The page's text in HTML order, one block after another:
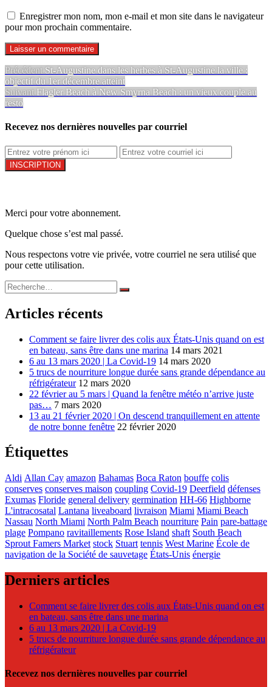
Enregistrer mon nom, mon e-mail et mon site dans le navigateur
pour mon prochain commentaire.
Navigation
de
l’article
Précédent Article
précédent :
St-Augustine dans les herbes à St-Augustine la ville :
objectif du 1er décembre atteint
Suivant Article
Flagler Beach à New Smyrna Beach : un vieux couple au
resto
Recevez nos dernières nouvelles par courriel
Merci pour votre abonnement.
Quelque chose s’est mal passé.
Nous respectons votre vie privée, votre courriel ne sera utilisé que
pour cette utilisation.
Recherche
pour :
Rechercher
Articles récents
Comment se faire livrer des colis aux États-Unis quand on est
en bateau, sans être dans une marina 14 mars 2021
6 au 13 mars 2020 | La Covid-19 14 mars 2020
5 trucs de nourriture longue durée sans grande dépendance au
réfrigérateur 12 mars 2020
22 février au 5 mars | Quand la fenêtre météo n’arrive juste
pas… 7 mars 2020
13 au 21 février 2020 | On descend tranquillement en attente
de notre bonne fenêtre 22 février 2020
Étiquettes
Aldi Allan Cay amazon Bahamas Boca Raton bouffe colis
conserves conserves maison coupling Covid-19 Deerfield défenses
Exumas Floride general delivery germination HH-66 Highborne
L'intracosatal Lantana liveaboard livraison Miami Miami Beach
Nassau North Miami North Palm Beach nourriture Pain pare-battage
plage Pompano ravitaillements Rose Island shaft South Beach
Sprout Famers Market stock Stuart tennis West Marine École de
navigation de la Société de sauvetage États-Unis énergie
Derniers articles
Comment se faire livrer des colis aux États-Unis quand on est
en bateau, sans être dans une marina
6 au 13 mars 2020 | La Covid-19
5 trucs de nourriture longue durée sans grande dépendance au
réfrigérateur
Recevez nos dernières nouvelles par courriel